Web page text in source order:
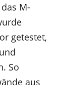
M-
getestet,
So
aus